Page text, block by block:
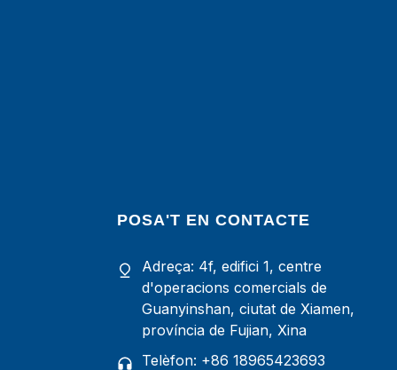
POSA'T EN CONTACTE
Adreça: 4f, edifici 1, centre
d'operacions comercials de
Guanyinshan, ciutat de Xiamen,
província de Fujian, Xina
Telèfon: +86 18965423693